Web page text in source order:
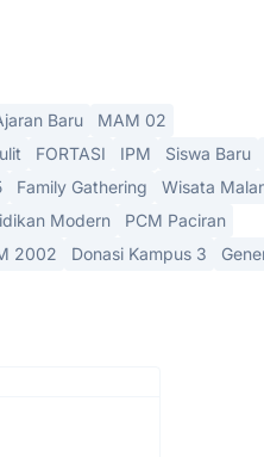
Baru
MAM 02
FORTASI IPM Siswa Baru
Family Gathering
Wisata
Modern
PCM Paciran
2002 Donasi Kampus 3